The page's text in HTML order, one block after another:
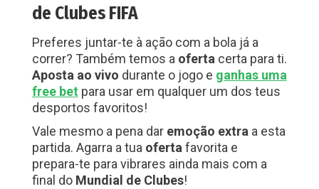
de Clubes FIFA
Preferes juntar-te à ação com a bola já a
correr? Também temos a oferta certa para ti.
Aposta ao vivo durante o jogo e ganhas uma
free bet para usar em qualquer um dos teus
desportos favoritos!
Vale mesmo a pena dar emoção extra a esta
partida. Agarra a tua oferta favorita e
prepara-te para vibrares ainda mais com a
final do Mundial de Clubes!